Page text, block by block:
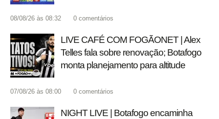
08/08/26 às 08:32 0 comentários
LIVE CAFÉ COM FOGÃONET | Alex
Telles fala sobre renovação; Botafogo
monta planejamento para altitude
07/08/26 às 08:00 0 comentários
NIGHT LIVE | Botafogo encaminha